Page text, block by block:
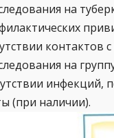
на
на
(при наличии).